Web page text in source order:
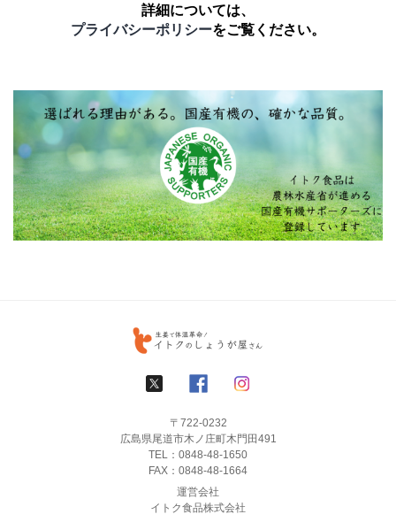
詳細については、
プライバシーポリシーをご覧ください。
〒722-0232
広島県尾道市木ノ庄町木門田491
TEL： 0848-48-1650
FAX：0848-48-1664
運営会社
イトク食品株式会社